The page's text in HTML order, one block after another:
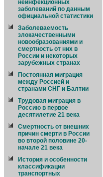
неинфекционных
заболеваний по данным
официальной статистики
Заболеваемость
злокачественными
новообразованиями и
смертность от них в
России и некоторых
зарубежных странах
Постоянная миграция
между Россией и
странами СНГ и Балтии
Трудовая миграция в
Россию в первое
десятилетие 21 века
Смертность от внешних
причин смерти в России
во второй половине 20-
начале 21 века
История и особенности
классификации
транспортных